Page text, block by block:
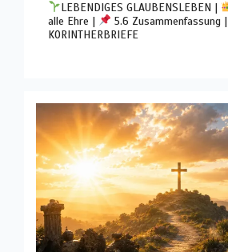
LEBENDIGES GLAUBENSLEBEN |
alle Ehre |
5.6 Zusammenfassung |
KORINTHERBRIEFE